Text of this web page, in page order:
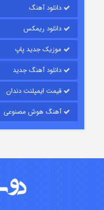
قسمت
قسمت۲ (دوبله)
دانلود آهنگ
دانلود ریمکس
موزیک جدید پاپ
دانلود آهنگ جدید
قیمت ایمپلنت دندان
آهنگ هوش مصنوعی